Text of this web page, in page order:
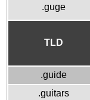
.guge
TLD
.guide
.guitars